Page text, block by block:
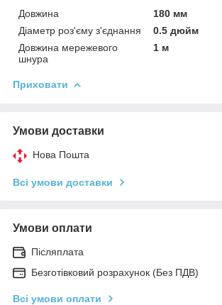
Довжина
180 мм
Діаметр роз'єму з'єднання
0.5 дюйм
Довжина мережевого
шнура
1 м
Приховати
Умови доставки
Нова Пошта
Всі умови доставки
Умови оплати
Післяплата
Безготівковий розрахунок (Без ПДВ)
Всі умови оплати